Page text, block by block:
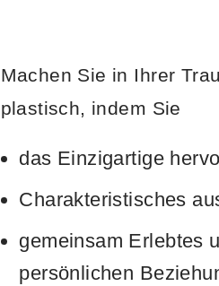
Machen Sie in Ihrer
plastisch, indem Sie
das Einzigartige
Charakteristisches
gemeinsam Erlebtes
persönlichen